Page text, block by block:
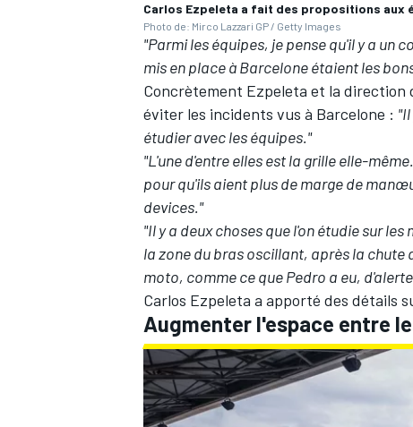
Carlos Ezpeleta a fait des propositions aux
Photo de: Mirco Lazzari GP / Getty Images
"Parmi les équipes, je pense qu'il y a un
mis en place à Barcelone étaient les
Concrètement Ezpeleta et la direction
éviter les incidents vus à Barcelone :
étudier avec les équipes."
"L'une d'entre elles est la grille elle-
pour qu'ils aient plus de marge de
devices."
"Il y a deux choses que l'on étudie sur
la zone du bras oscillant, après la chute
moto, comme ce que Pedro a eu,
Carlos Ezpeleta a apporté des détails
Augmenter l'espace entre